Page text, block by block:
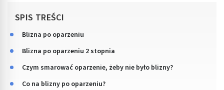
SPIS TREŚCI
Blizna po oparzeniu
Blizna po oparzeniu 2 stopnia
Czym smarować oparzenie, żeby nie było blizny?
Co na blizny po oparzeniu?